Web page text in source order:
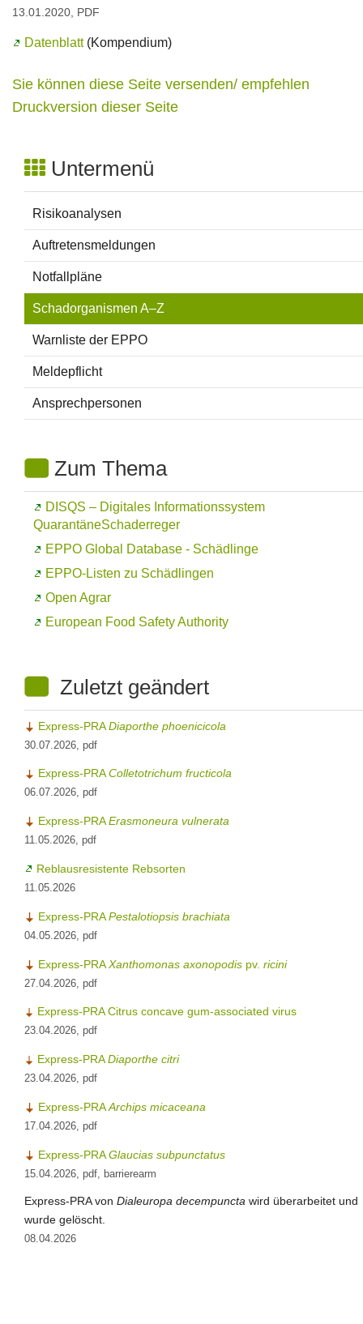
13.01.2020, PDF
Datenblatt(Kompendium)
Sie können diese Seite versenden/ empfehlen
Druckversion dieser Seite
Untermenü
Risikoanalysen
Auftretensmeldungen
Notfallpläne
Schadorganismen A–Z
Warnliste der EPPO
Meldepflicht
Ansprechpersonen
Zum Thema
DISQS – Digitales Informationssystem
QuarantäneSchaderreger
EPPO Global Database - Schädlinge
EPPO-Listen zu Schädlingen
Open Agrar
European Food Safety Authority
Zuletzt geändert
Express-PRADiaporthe phoenicicola
30.07.2026, pdf
Express-PRAColletotrichum fructicola
06.07.2026, pdf
Express-PRAErasmoneura vulnerata
11.05.2026, pdf
Reblausresistente Rebsorten
11.05.2026
Express-PRAPestalotiopsis brachiata
04.05.2026, pdf
Express-PRAXanthomonas axonopodis pv. ricini
27.04.2026, pdf
Express-PRA Citrus concave gum-associated virus
23.04.2026, pdf
Express-PRADiaporthe citri
23.04.2026, pdf
Express-PRAArchips micaceana
17.04.2026, pdf
Express-PRAGlaucias subpunctatus
15.04.2026, pdf, barrierearm
Express-PRA von Dialeuropa decempuncta wird überarbeitet und
wurde gelöscht.
08.04.2026